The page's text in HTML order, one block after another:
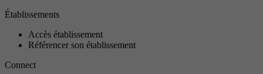
Établissements
Accès établissement
Référencer son établissement
Connect